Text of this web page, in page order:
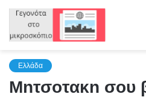
Ελλάδα
Mnτσoτακn σου